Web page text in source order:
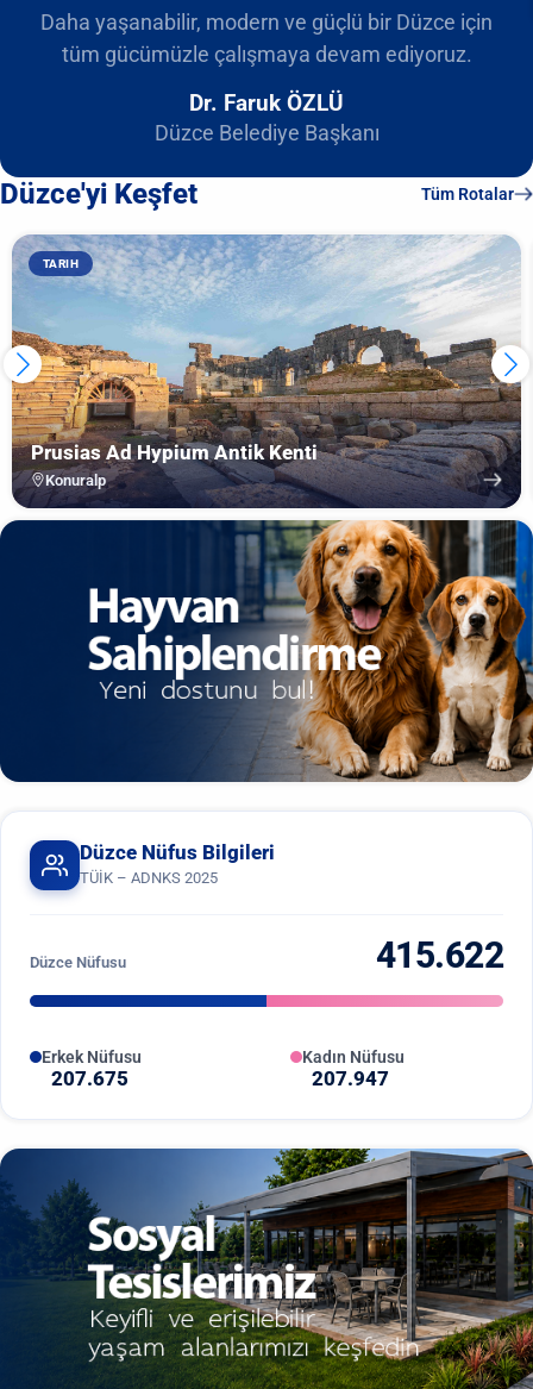
Daha yaşanabilir, modern ve güçlü bir Düzce için
tüm gücümüzle çalışmaya devam ediyoruz.
Dr. Faruk ÖZLÜ
Düzce Belediye Başkanı
Düzce'yi Keşfet Tüm Rotalar
TARIH
Prusias Ad Hypium Antik Kenti
Konuralp
Düzce Nüfus Bilgileri
TÜİK – ADNKS 2025
Düzce Nüfusu 415.622
Erkek Nüfusu
207.675
Kadın Nüfusu
207.947